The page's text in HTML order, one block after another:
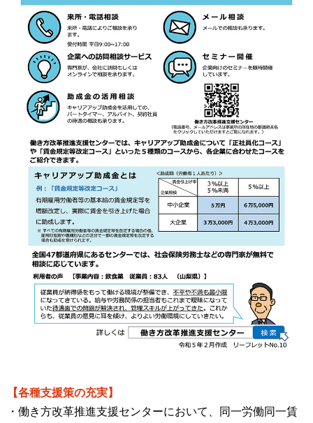
【各種支援策の充実】
・働き方改革推進支援センターにおいて、同一労働同一賃